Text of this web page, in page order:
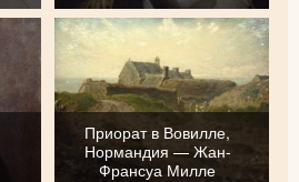
Приорат в Вовилле,
Нормандия — Жан-
Франсуа Милле